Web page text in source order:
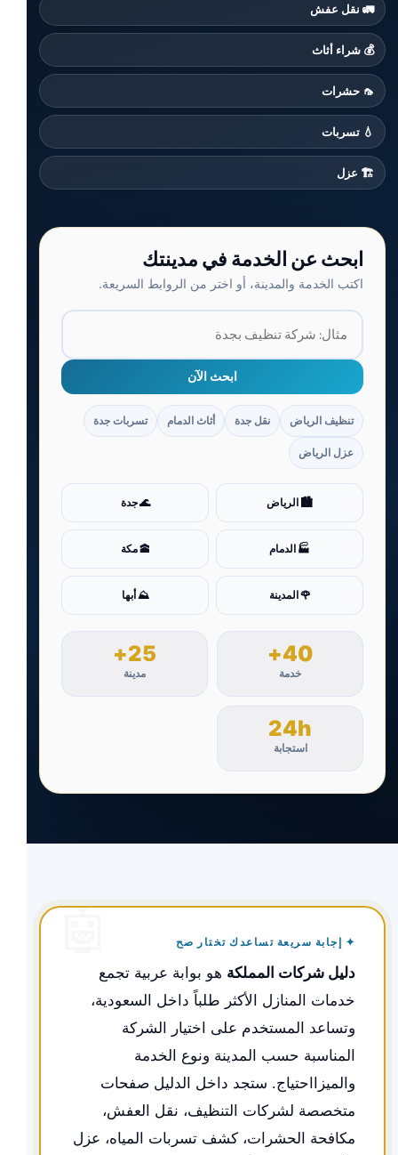
🚛 نقل عفش
💰 شراء أثاث
🦟 حشرات
💧 تسربات
🏗️ عزل
ابحث عن الخدمة في مدينتك
اكتب الخدمة والمدينة، أو اختر من الروابط السريعة.
ابحث الآن
تنظيف الرياض نقل جدة أثاث الدمام تسربات جدة
عزل الرياض
🏙️ الرياض 🌊 جدة
🏭 الدمام 🕋 مكة
🌹 المدينة ⛰️ أبها
40+
خدمة
25+
مدينة
24h
استجابة
✦ إجابة سريعة تساعدك تختار صح
دليل شركات المملكة هو بوابة عربية تجمع
خدمات المنازل الأكثر طلباً داخل السعودية،
وتساعد المستخدم على اختيار الشركة
المناسبة حسب المدينة ونوع الخدمة
والميزااحتياج. ستجد داخل الدليل صفحات
متخصصة لشركات التنظيف، نقل العفش،
مكافحة الحشرات، كشف تسربات المياه، عزل